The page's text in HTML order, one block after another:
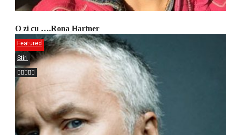
O zi cu ….Rona Hartner
Featured
Stiri